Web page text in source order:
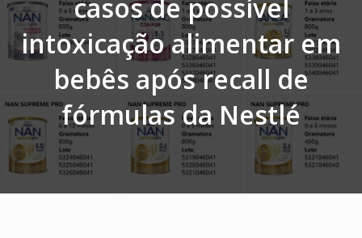
casos de possível
intoxicação alimentar em
bebês após recall de
fórmulas da Nestlé